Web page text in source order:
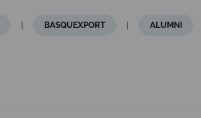
BASQUEXPORT ALUMNI